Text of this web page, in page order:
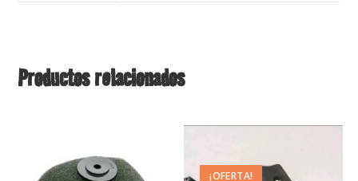
Productos relacionados
¡OFERTA!